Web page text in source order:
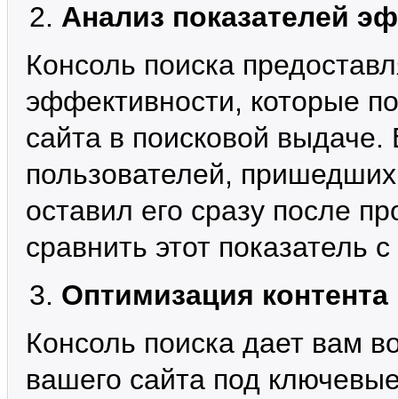
Анализ показателей
Консоль поиска
эффективности, которые
сайта в поисковой
пользователей,
оставил его сразу после
сравнить этот показатель
Оптимизация контента
Консоль поиска дает вам
вашего сайта под